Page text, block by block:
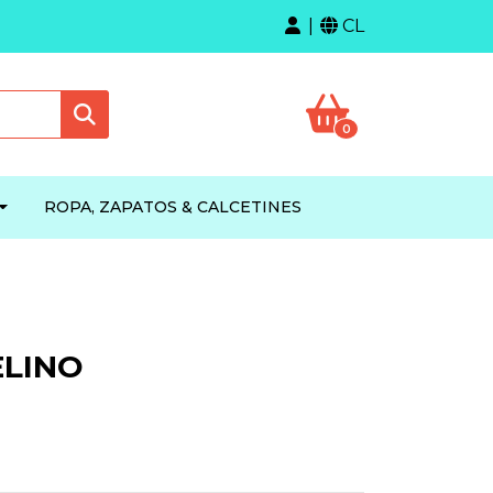
CL
0
ROPA, ZAPATOS & CALCETINES